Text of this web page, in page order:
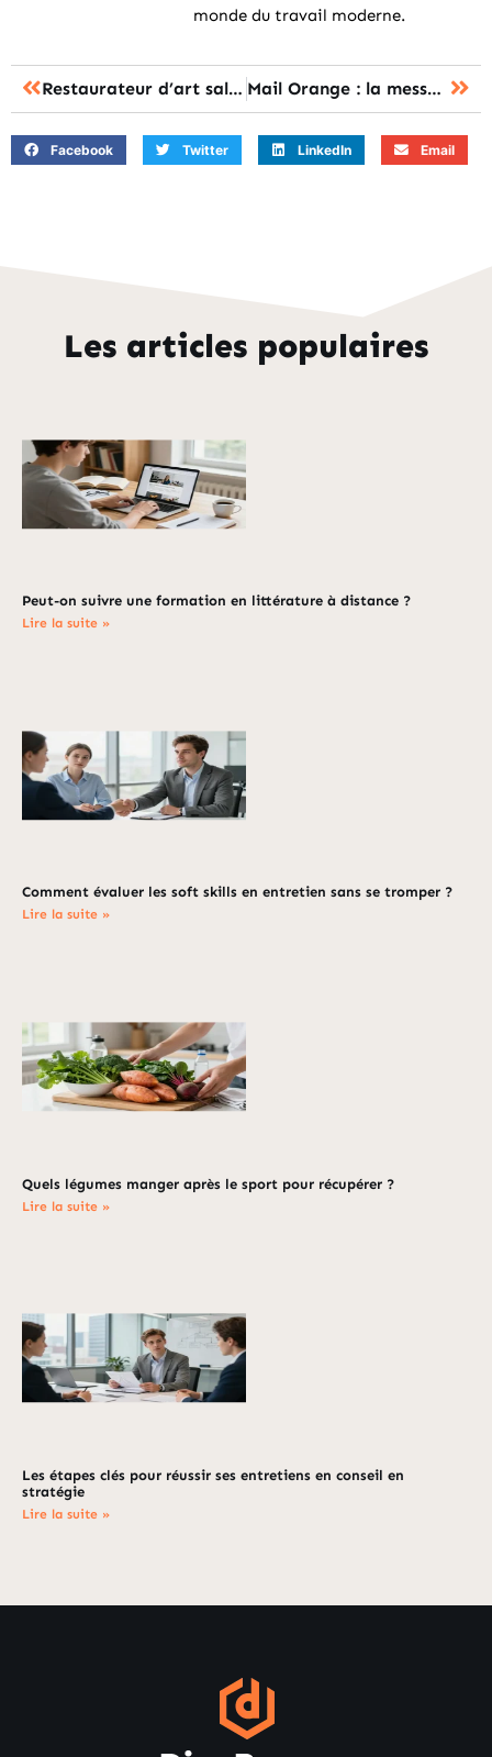
monde du travail moderne.
Restaurateur d’art salaire : le public ou l’indépendant, quelle rémunération réelle ? Mail Orange : la messagerie, comment l’ouvrir et la dépanner ?
Facebook Twitter LinkedIn Email
Les articles populaires
Peut-on suivre une formation en littérature à distance ?
Lire la suite »
Comment évaluer les soft skills en entretien sans se tromper ?
Lire la suite »
Quels légumes manger après le sport pour récupérer ?
Lire la suite »
Les étapes clés pour réussir ses entretiens en conseil en
stratégie
Lire la suite »